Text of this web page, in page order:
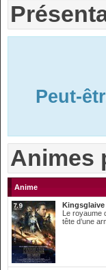
Peut-
Animes
Anime
Kingsglaive
Le royaume
tête d’une